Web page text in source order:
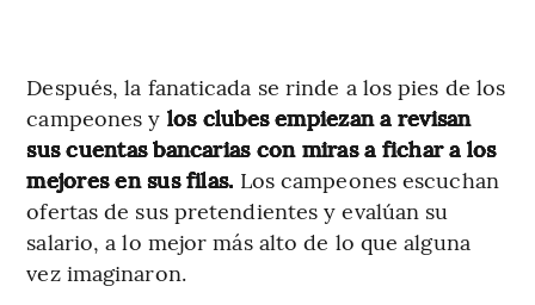
Después, la fanaticada se rinde a los pies de los
campeones y los clubes empiezan a revisan
sus cuentas bancarias con miras a fichar a los
mejores en sus filas. Los campeones escuchan
ofertas de sus pretendientes y evalúan su
salario, a lo mejor más alto de lo que alguna
vez imaginaron.